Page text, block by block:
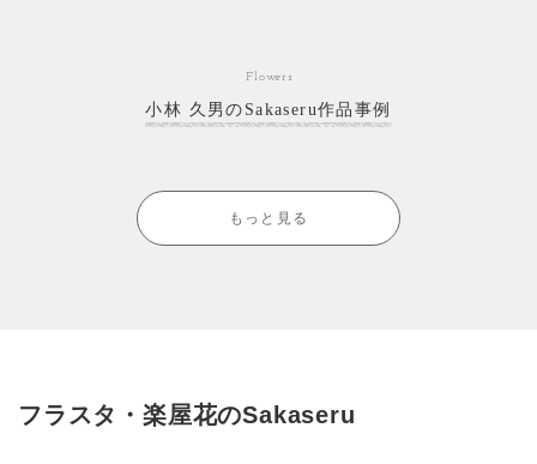
Flowers
小林 久男のSakaseru作品事例
もっと見る
フラスタ・楽屋花のSakaseru